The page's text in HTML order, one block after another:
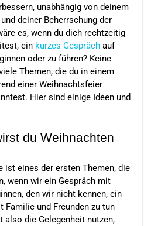
unabhängig von deinem
deiner Beherrschung der
es, wenn du dich rechtzeitig
ein kurzes Gespräch auf
oder zu führen? Keine
Themen, die du in einem
einer Weihnachtsfeier
Hier sind einige Ideen und
du Weihnachten
ist eines der ersten Themen, die
wenn wir ein Gespräch mit
den wir nicht kennen, ein
Familie und Freunden zu tun
also die Gelegenheit nutzen,